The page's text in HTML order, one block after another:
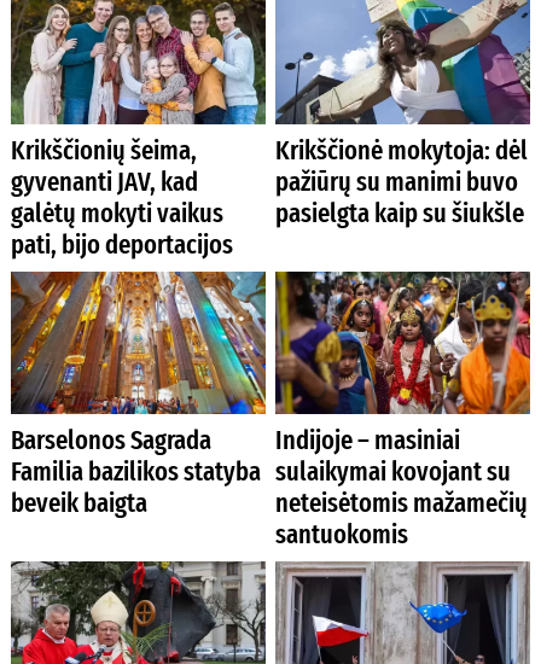
Krikščionių šeima,
gyvenanti JAV, kad
galėtų mokyti vaikus
pati, bijo deportacijos
Krikščionė mokytoja: dėl
pažiūrų su manimi buvo
pasielgta kaip su šiukšle
Barselonos Sagrada
Familia bazilikos statyba
beveik baigta
Indijoje – masiniai
sulaikymai kovojant su
neteisėtomis mažamečių
santuokomis